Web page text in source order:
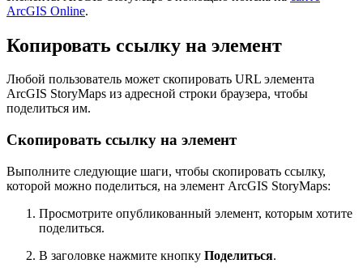
ArcGIS Online.
Копировать ссылку на элемент
Любой пользователь может скопировать URL элемента
ArcGIS StoryMaps из адресной строки браузера, чтобы
поделиться им.
Скопировать ссылку на элемент
Выполните следующие шаги, чтобы скопировать ссылку,
которой можно поделиться, на элемент ArcGIS StoryMaps:
Просмотрите опубликованный элемент, которым хотите
поделиться.
В заголовке нажмите кнопку Поделиться.